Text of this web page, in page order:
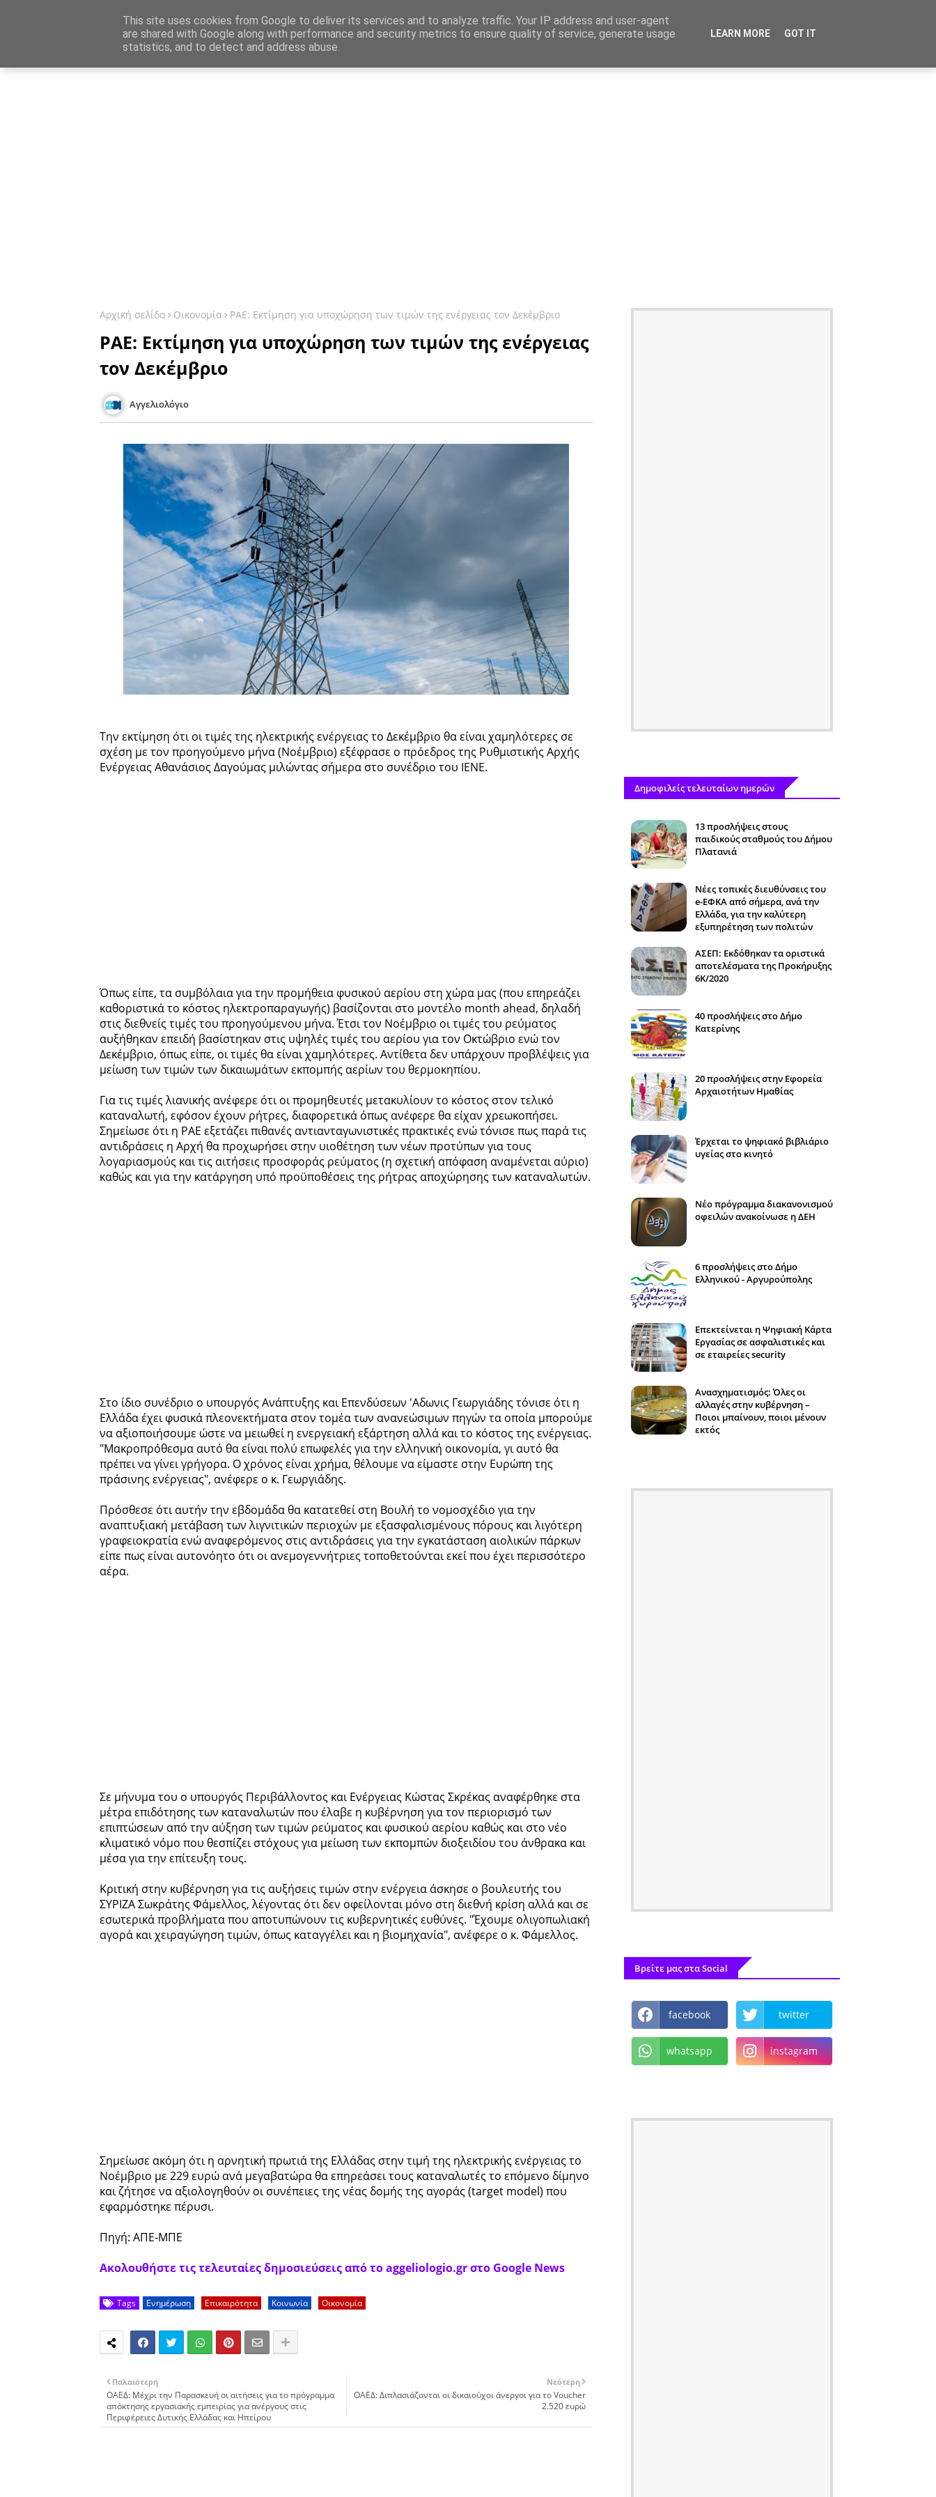
Καταχώρηση Αγγελίας Επικοινωνία Site Map
Ενημέρωση Αγγελίες Εργασίας
Αρχική σελίδα Οικονομία ΡΑΕ: Εκτίμηση για υποχώρηση των τιμών της ενέργειας τον Δεκέμβριο
ΡΑΕ: Εκτίμηση για υποχώρηση των τιμών της ενέργειας
τον Δεκέμβριο
Αγγελιολόγιο
Την εκτίμηση ότι οι τιμές της ηλεκτρικής ενέργειας το Δεκέμβριο θα είναι χαμηλότερες σε
σχέση με τον προηγούμενο μήνα (Νοέμβριο) εξέφρασε ο πρόεδρος της Ρυθμιστικής Αρχής
Ενέργειας Αθανάσιος Δαγούμας μιλώντας σήμερα στο συνέδριο του ΙΕΝΕ.
Όπως είπε, τα συμβόλαια για την προμήθεια φυσικού αερίου στη χώρα μας (που επηρεάζει
καθοριστικά το κόστος ηλεκτροπαραγωγής) βασίζονται στο μοντέλο month ahead, δηλαδή
στις διεθνείς τιμές του προηγούμενου μήνα. Έτσι τον Νοέμβριο οι τιμές του ρεύματος
αυξήθηκαν επειδή βασίστηκαν στις υψηλές τιμές του αερίου για τον Οκτώβριο ενώ τον
Δεκέμβριο, όπως είπε, οι τιμές θα είναι χαμηλότερες. Αντίθετα δεν υπάρχουν προβλέψεις για
μείωση των τιμών των δικαιωμάτων εκπομπής αερίων του θερμοκηπίου.
Για τις τιμές λιανικής ανέφερε ότι οι προμηθευτές μετακυλίουν το κόστος στον τελικό
καταναλωτή, εφόσον έχουν ρήτρες, διαφορετικά όπως ανέφερε θα είχαν χρεωκοπήσει.
Σημείωσε ότι η ΡΑΕ εξετάζει πιθανές αντιανταγωνιστικές πρακτικές ενώ τόνισε πως παρά τις
αντιδράσεις η Αρχή θα προχωρήσει στην υιοθέτηση των νέων προτύπων για τους
λογαριασμούς και τις αιτήσεις προσφοράς ρεύματος (η σχετική απόφαση αναμένεται αύριο)
καθώς και για την κατάργηση υπό προϋποθέσεις της ρήτρας αποχώρησης των καταναλωτών.
Στο ίδιο συνέδριο ο υπουργός Ανάπτυξης και Επενδύσεων 'Αδωνις Γεωργιάδης τόνισε ότι η
Ελλάδα έχει φυσικά πλεονεκτήματα στον τομέα των ανανεώσιμων πηγών τα οποία μπορούμε
να αξιοποιήσουμε ώστε να μειωθεί η ενεργειακή εξάρτηση αλλά και το κόστος της ενέργειας.
"Μακροπρόθεσμα αυτό θα είναι πολύ επωφελές για την ελληνική οικονομία, γι αυτό θα
πρέπει να γίνει γρήγορα. Ο χρόνος είναι χρήμα, θέλουμε να είμαστε στην Ευρώπη της
πράσινης ενέργειας", ανέφερε ο κ. Γεωργιάδης.
Πρόσθεσε ότι αυτήν την εβδομάδα θα κατατεθεί στη Βουλή το νομοσχέδιο για την
αναπτυξιακή μετάβαση των λιγνιτικών περιοχών με εξασφαλισμένους πόρους και λιγότερη
γραφειοκρατία ενώ αναφερόμενος στις αντιδράσεις για την εγκατάσταση αιολικών πάρκων
είπε πως είναι αυτονόητο ότι οι ανεμογεννήτριες τοποθετούνται εκεί που έχει περισσότερο
αέρα.
Σε μήνυμα του ο υπουργός Περιβάλλοντος και Ενέργειας Κώστας Σκρέκας αναφέρθηκε στα
μέτρα επιδότησης των καταναλωτών που έλαβε η κυβέρνηση για τον περιορισμό των
επιπτώσεων από την αύξηση των τιμών ρεύματος και φυσικού αερίου καθώς και στο νέο
κλιματικό νόμο που θεσπίζει στόχους για μείωση των εκπομπών διοξειδίου του άνθρακα και
μέσα για την επίτευξη τους.
Κριτική στην κυβέρνηση για τις αυξήσεις τιμών στην ενέργεια άσκησε ο βουλευτής του
ΣΥΡΙΖΑ Σωκράτης Φάμελλος, λέγοντας ότι δεν οφείλονται μόνο στη διεθνή κρίση αλλά και σε
εσωτερικά προβλήματα που αποτυπώνουν τις κυβερνητικές ευθύνες. "Έχουμε ολιγοπωλιακή
αγορά και χειραγώγηση τιμών, όπως καταγγέλει και η βιομηχανία", ανέφερε ο κ. Φάμελλος.
Σημείωσε ακόμη ότι η αρνητική πρωτιά της Ελλάδας στην τιμή της ηλεκτρικής ενέργειας το
Νοέμβριο με 229 ευρώ ανά μεγαβατώρα θα επηρεάσει τους καταναλωτές το επόμενο δίμηνο
και ζήτησε να αξιολογηθούν οι συνέπειες της νέας δομής της αγοράς (target model) που
εφαρμόστηκε πέρυσι.
Πηγή: ΑΠΕ-ΜΠΕ
Ακολουθήστε τις τελευταίες δημοσιεύσεις από το aggeliologio.gr στο Google News
Tags Ενημέρωση Επικαιρότητα Κοινωνία Οικονομία
Νεότερη
ΟΑΕΔ: Διπλασιάζονται οι δικαιούχοι άνεργοι για το Voucher
2.520 ευρώ
Παλαιότερη
ΟΑΕΔ: Μέχρι την Παρασκευή οι αιτήσεις για το πρόγραμμα
απόκτησης εργασιακής εμπειρίας για ανέργους στις
Περιφέρειες Δυτικής Ελλάδας και Ηπείρου
Δημοφιλείς τελευταίων ημερών
13 προσλήψεις στους
παιδικούς σταθμούς του Δήμου
Πλατανιά
Νέες τοπικές διευθύνσεις του
e-ΕΦΚΑ από σήμερα, ανά την
Ελλάδα, για την καλύτερη
εξυπηρέτηση των πολιτών
ΑΣΕΠ: Εκδόθηκαν τα οριστικά
αποτελέσματα της Προκήρυξης
6Κ/2020
40 προσλήψεις στο Δήμο
Κατερίνης
20 προσλήψεις στην Εφορεία
Αρχαιοτήτων Ημαθίας
Έρχεται το ψηφιακό βιβλιάριο
υγείας στο κινητό
Νέο πρόγραμμα διακανονισμού
οφειλών ανακοίνωσε η ΔΕΗ
6 προσλήψεις στο Δήμο
Ελληνικού - Αργυρούπολης
Επεκτείνεται η Ψηφιακή Κάρτα
Εργασίας σε ασφαλιστικές και
σε εταιρείες security
Ανασχηματισμός: Όλες οι
αλλαγές στην κυβέρνηση –
Ποιοι μπαίνουν, ποιοι μένουν
εκτός
Βρείτε μας στα Social
facebook twitter
whatsapp instagram
This site uses cookies from Google to deliver its services and to analyze traffic. Your IP address and user-agent
are shared with Google along with performance and security metrics to ensure quality of service, generate usage
statistics, and to detect and address abuse.
LEARN MORE GOT IT